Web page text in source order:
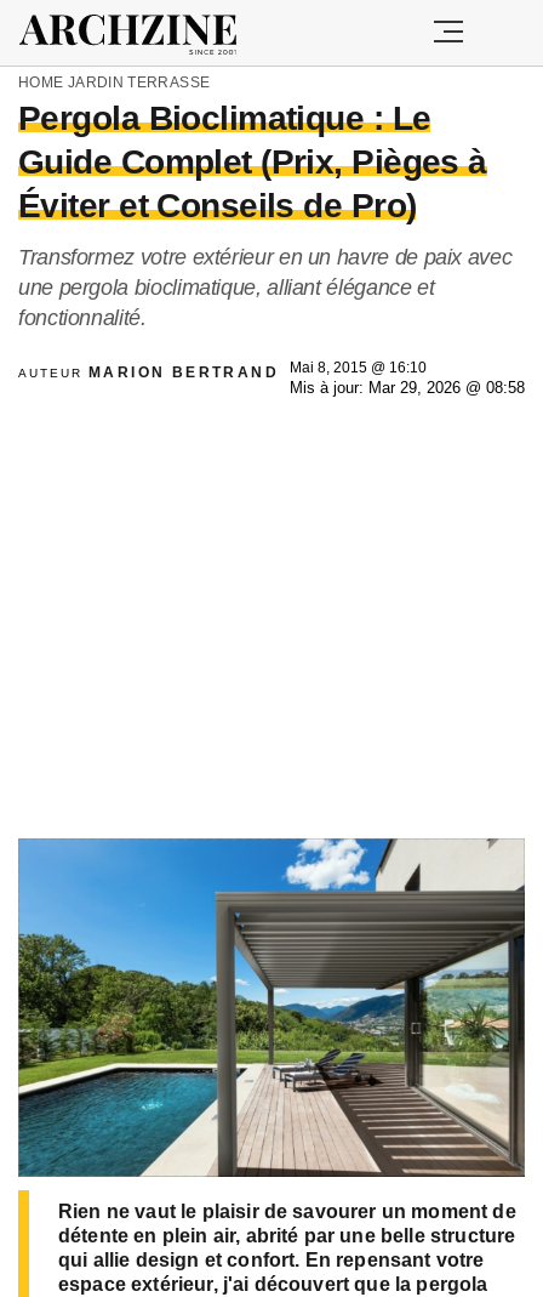
HOME JARDIN TERRASSE
Pergola Bioclimatique : Le
Guide Complet (Prix, Pièges à
Éviter et Conseils de Pro)
Transformez votre extérieur en un havre de paix avec
une pergola bioclimatique, alliant élégance et
fonctionnalité.
AUTEUR MARION BERTRAND
Mai 8, 2015 @ 16:10
Mis à jour: Mar 29, 2026 @ 08:58
Rien ne vaut le plaisir de savourer un moment de
détente en plein air, abrité par une belle structure
qui allie design et confort. En repensant votre
espace extérieur, j'ai découvert que la pergola